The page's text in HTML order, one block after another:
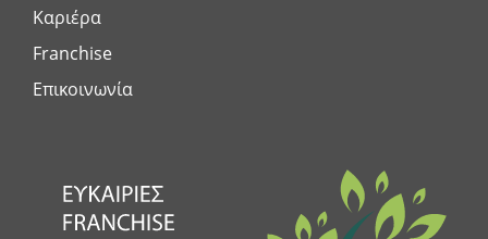
Καριέρα
Franchise
Επικοινωνία